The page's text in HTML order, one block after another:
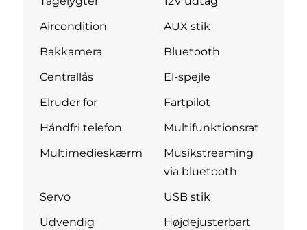
Aircondition
AUX stik
Bakkamera
Bluetooth
Centrallås
El-spejle
Elruder for
Fartpilot
Håndfri telefon
Multifunktionsrat
Multimedieskærm
Musikstreaming
via bluetooth
Servo
USB stik
Udvendig
Højdejusterbart